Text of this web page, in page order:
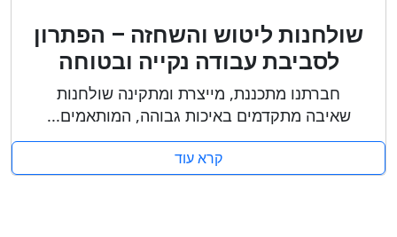
שולחנות ליטוש והשחזה – הפתרון
לסביבת עבודה נקייה ובטוחה
חברתנו מתכננת, מייצרת ומתקינה שולחנות
שאיבה מתקדמים באיכות גבוהה, המותאמים...
קרא עוד